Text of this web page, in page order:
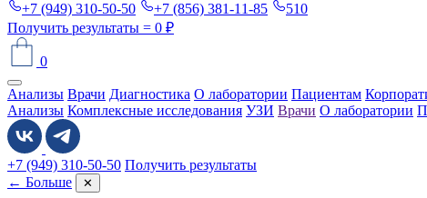
+7 (949) 310-50-50 +7 (856) 381-11-85
510
Получить результаты = 0 ₽
0
Анализы Врачи Диагностика О лаборатории Пациентам
Анализы Комплексные исследования УЗИ Врачи О лаборатории
+7 (949) 310-50-50 Получить результаты
← Больше
✕